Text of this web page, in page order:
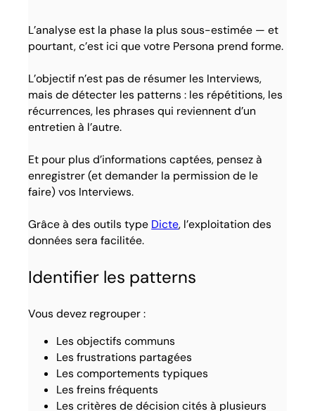
L’analyse est la phase la plus sous-estimée — et
pourtant, c’est ici que votre Persona prend forme.
L’objectif n’est pas de résumer les Interviews,
mais de détecter les patterns : les répétitions, les
récurrences, les phrases qui reviennent d’un
entretien à l’autre.
Et pour plus d’informations captées, pensez à
enregistrer (et demander la permission de le
faire) vos Interviews.
Grâce à des outils type Dicte, l’exploitation des
données sera facilitée.
Identifier les patterns
Vous devez regrouper :
Les objectifs communs
Les frustrations partagées
Les comportements typiques
Les freins fréquents
Les critères de décision cités à plusieurs